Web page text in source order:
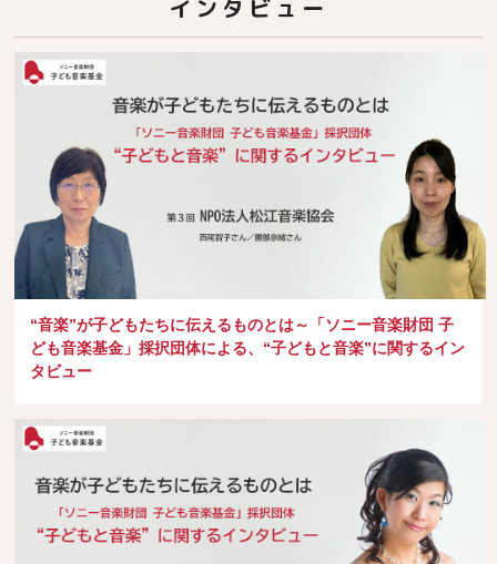
インタビュー
“音楽”が子どもたちに伝えるものとは～「ソニー音楽財団 子
ども音楽基金」採択団体による、“子どもと音楽”に関するイン
タビュー